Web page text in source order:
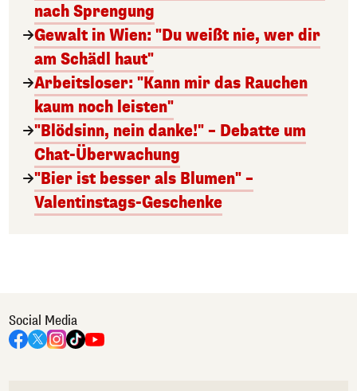
nach Sprengung
Gewalt in Wien: "Du weißt nie, wer dir
am Schädl haut"
Arbeitsloser: "Kann mir das Rauchen
kaum noch leisten"
"Blödsinn, nein danke!" – Debatte um
Chat-Überwachung
"Bier ist besser als Blumen" –
Valentinstags-Geschenke
Social Media